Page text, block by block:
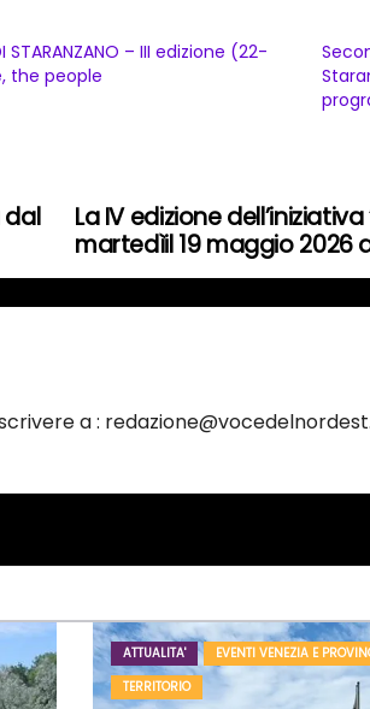
STARANZANO – III edizione (22-
the people
La IV edizione
martedìil 19 maggio 2026
dal
a :
ATTUALITA'
EVENTI VENEZIA E
TERRITORIO